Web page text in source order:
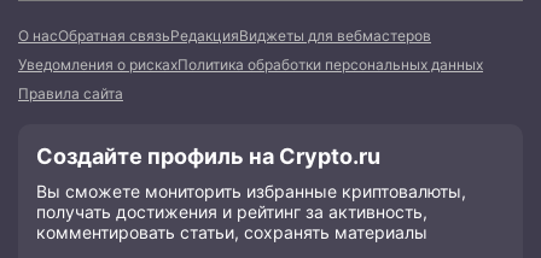
О насОбратная связьРедакцияВиджеты для вебмастеров
Уведомления о рискахПолитика обработки персональных данных
Правила сайта
Создайте профиль на Crypto.ru
Вы сможете мониторить избранные криптовалюты,
получать достижения и рейтинг за активность,
комментировать статьи, сохранять материалы